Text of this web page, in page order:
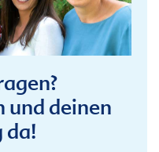
und deinen
da!